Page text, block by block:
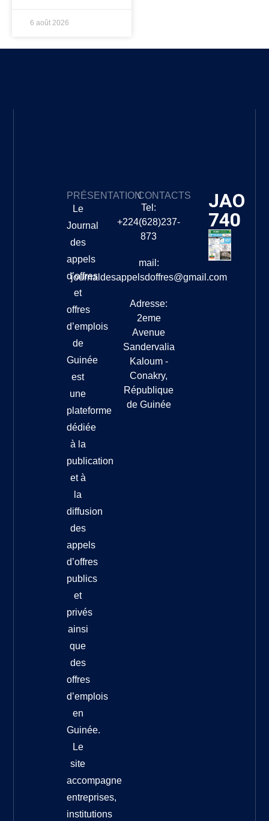
6 août 2026
PRÉSENTATION
Le
Journal
des
appels
d’offres
et
offres
d’emplois
de
Guinée
est
une
plateforme
dédiée
à la
publication
et à
la
diffusion
des
appels
d’offres
publics
et
privés
ainsi
que
des
offres
d’emplois
en
Guinée.
Le
site
accompagne
entreprises,
institutions
CONTACTS
Tel:
+224(628)237-
873
mail:
journaldesappelsdoffres@gmail.com
Adresse:
2eme
Avenue
Sandervalia
Kaloum -
Conakry,
République
de Guinée
JAO
740